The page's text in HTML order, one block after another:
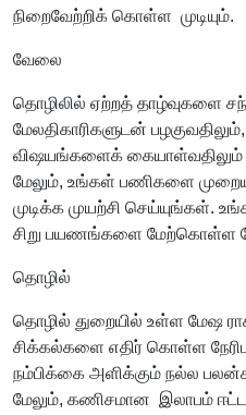
நிறைவேற்றிக் கொள்ள முடியும்.
வேலை
தொழிலில் ஏற்றத் தாழ்வுகளை
மேலதிகாரிகளுடன்
விஷயங்களைக் கையாள்வதிலும்
மேலும், உங்கள் பணிகளை
முடிக்க முயற்சி செய்யுங்கள்.
சிறு பயணங்களை மேற்கொள்ள
தொழில்
தொழில் துறையில் உள்ள மேஷ
சிக்கல்களை எதிர் கொள்ள
நம்பிக்கை அளிக்கும் நல்ல
மேலும், கணிசமான இலாபம்